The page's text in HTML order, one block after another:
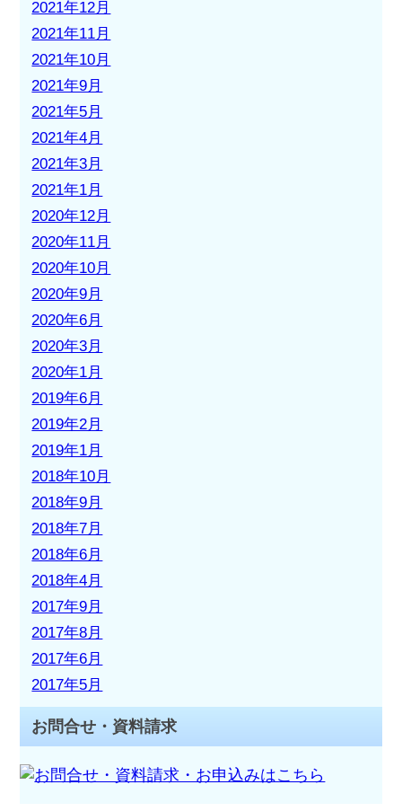
2021年12月
2021年11月
2021年10月
2021年9月
2021年5月
2021年4月
2021年3月
2021年1月
2020年12月
2020年11月
2020年10月
2020年9月
2020年6月
2020年3月
2020年1月
2019年6月
2019年2月
2019年1月
2018年10月
2018年9月
2018年7月
2018年6月
2018年4月
2017年9月
2017年8月
2017年6月
2017年5月
お問合せ・資料請求